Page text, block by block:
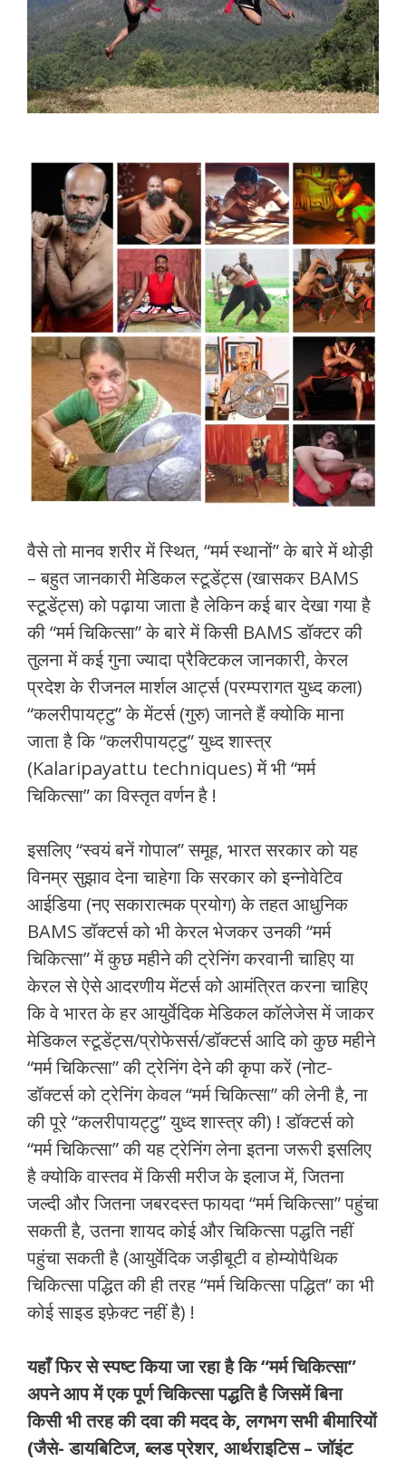
वैसे तो मानव शरीर में स्थित, “मर्म स्थानों” के बारे में थोड़ी
– बहुत जानकारी मेडिकल स्टूडेंट्स (खासकर BAMS
स्टूडेंट्स) को पढ़ाया जाता है लेकिन कई बार देखा गया है
की “मर्म चिकित्सा” के बारे में किसी BAMS डॉक्टर की
तुलना में कई गुना ज्यादा प्रैक्टिकल जानकारी, केरल
प्रदेश के रीजनल मार्शल आर्ट्स (परम्परागत युध्द कला)
“कलरीपायट्टु” के मेंटर्स (गुरु) जानते हैं क्योकि माना
जाता है कि “कलरीपायट्टु” युध्द शास्त्र
(Kalaripayattu techniques) में भी “मर्म
चिकित्सा” का विस्तृत वर्णन है !
इसलिए “स्वयं बनें गोपाल” समूह, भारत सरकार को यह
विनम्र सुझाव देना चाहेगा कि सरकार को इन्नोवेटिव
आईडिया (नए सकारात्मक प्रयोग) के तहत आधुनिक
BAMS डॉक्टर्स को भी केरल भेजकर उनकी “मर्म
चिकित्सा” में कुछ महीने की ट्रेनिंग करवानी चाहिए या
केरल से ऐसे आदरणीय मेंटर्स को आमंत्रित करना चाहिए
कि वे भारत के हर आयुर्वेदिक मेडिकल कॉलेजेस में जाकर
मेडिकल स्टूडेंट्स/प्रोफेसर्स/डॉक्टर्स आदि को कुछ महीने
“मर्म चिकित्सा” की ट्रेनिंग देने की कृपा करें (नोट-
डॉक्टर्स को ट्रेनिंग केवल “मर्म चिकित्सा” की लेनी है, ना
की पूरे “कलरीपायट्टु” युध्द शास्त्र की) ! डॉक्टर्स को
“मर्म चिकित्सा” की यह ट्रेनिंग लेना इतना जरूरी इसलिए
है क्योकि वास्तव में किसी मरीज के इलाज में, जितना
जल्दी और जितना जबरदस्त फायदा “मर्म चिकित्सा” पहुंचा
सकती है, उतना शायद कोई और चिकित्सा पद्धति नहीं
पहुंचा सकती है (आयुर्वेदिक जड़ीबूटी व होम्योपैथिक
चिकित्सा पद्धित की ही तरह “मर्म चिकित्सा पद्धित” का भी
कोई साइड इफ़ेक्ट नहीं है) !
यहाँ फिर से स्पष्ट किया जा रहा है कि “मर्म चिकित्सा”
अपने आप में एक पूर्ण चिकित्सा पद्धति है जिसमें बिना
किसी भी तरह की दवा की मदद के, लगभग सभी बीमारियों
(जैसे- डायबिटिज, ब्लड प्रेशर, आर्थराइटिस – जॉइंट